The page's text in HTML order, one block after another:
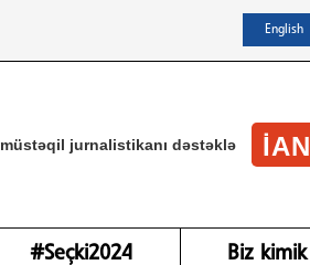
English
müstəqil jurnalistikanı dəstəklə
#Seçki2024 Biz kimik